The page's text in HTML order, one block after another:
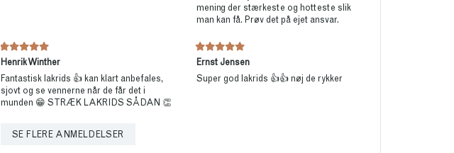
mening der stærkeste og hotteste slik
man kan få. Prøv det på ejet ansvar.
Henrik Winther
Fantastisk lakrids 👍 kan klart anbefales,
sjovt og se vennerne når de får det i
munden 😁 STRÆK LAKRIDS SÅDAN 👏
Ernst Jensen
Super god lakrids 👍👍 nøj de rykker
SE FLERE ANMELDELSER